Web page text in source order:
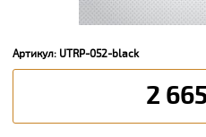
Артикул: UTRP-052-black
2